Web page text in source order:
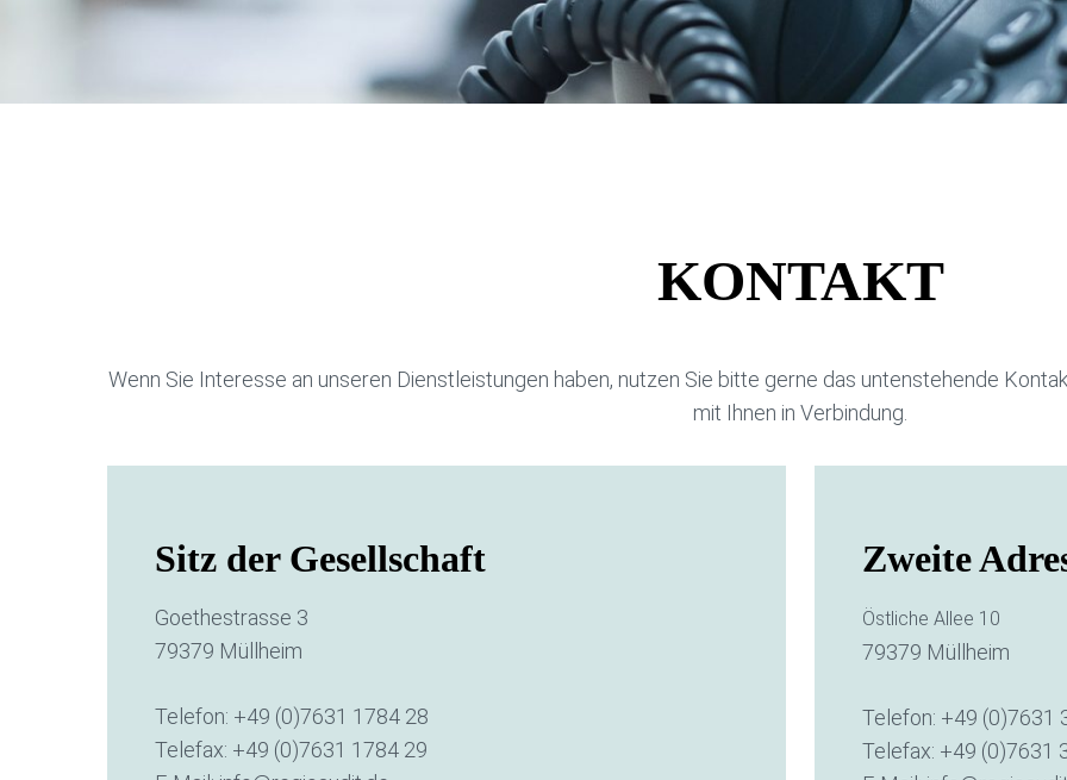
KONTAKT
Wenn Sie Interesse an unseren Dienstleistungen haben, nutzen Sie bitte gerne das untenstehende
mit Ihnen in Verbindung.
Sitz der Gesellschaft
Goethestrasse 3
79379 Müllheim
Telefon: +49 (0)7631 1784 28
Telefax: +49 (0)7631 1784 29
Zweite
Östliche Allee 10
79379 Müllheim
Telefon: +49 (0)7631
Telefax: +49 (0)7631